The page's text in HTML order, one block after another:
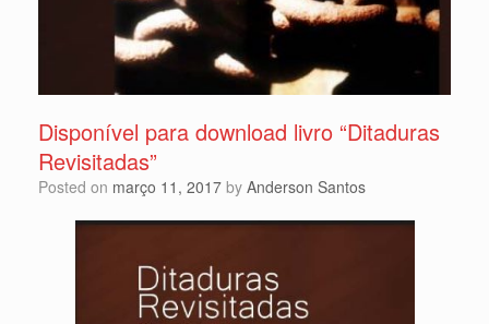
Disponível para download livro “Ditaduras
Revisitadas”
Posted on março 11, 2017 by Anderson Santos